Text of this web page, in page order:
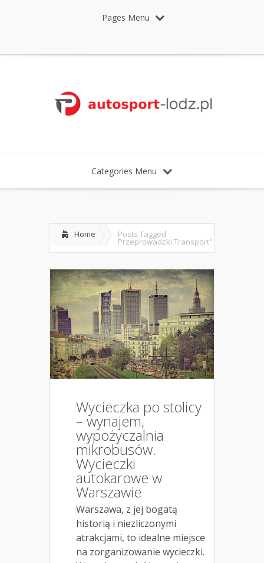
Pages Menu
Categories Menu
Home Posts Tagged
Przeprowadzki Transport"
Wycieczka po stolicy
– wynajem,
wypożyczalnia
mikrobusów.
Wycieczki
autokarowe w
Warszawie
Warszawa, z jej bogatą
historią i niezliczonymi
atrakcjami, to idealne miejsce
na zorganizowanie wycieczki.